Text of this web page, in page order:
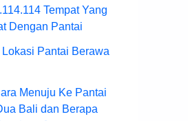
Tempat Yang
Dengan Pantai
Pantai Berawa
Menuju Ke Pantai
Bali dan Berapa